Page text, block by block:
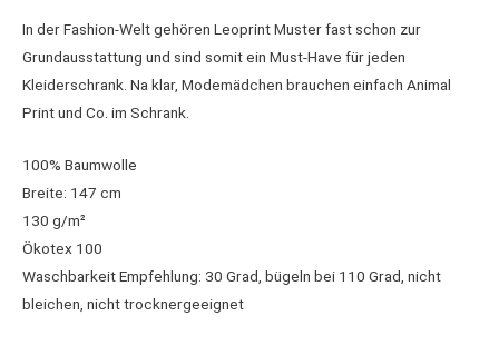
In der Fashion-Welt gehören Leoprint Muster fast schon zur
Grundausstattung und sind somit ein Must-Have für jeden
Kleiderschrank. Na klar, Modemädchen brauchen einfach Animal
Print und Co. im Schrank.
100% Baumwolle
Breite: 147 cm
130 g/m²
Ökotex 100
Waschbarkeit Empfehlung: 30 Grad, bügeln bei 110 Grad, nicht
bleichen, nicht trocknergeeignet